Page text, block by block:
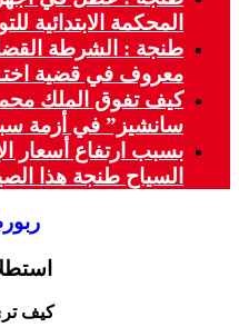
المحكمة الابتدائية
طنجة : الشرطة
معروف في قضية
كيف تفوق الملك
سانشيز” في أزمة
بسبب ارتفاع أسعار
السياح طنجة هذا
كيف